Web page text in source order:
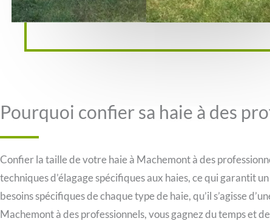
Pourquoi confier sa haie à des
Confier la taille de votre haie à Machemont à des
techniques d’élagage spécifiques aux haies, ce qui garantit
besoins spécifiques de chaque type de haie, qu’il s’agisse
Machemont à des professionnels, vous gagnez du temps et